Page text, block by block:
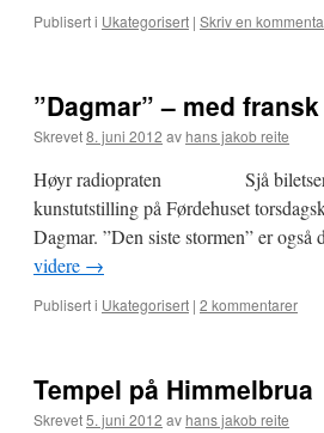
Publisert i Ukategorisert | Skriv en
”Dagmar” – med
Skrevet8. juni 2012 av hans jakob reite
Høyr radiopraten Sjå biletserie
kunstutstilling på Førdehuset
Dagmar. ”Den siste stormen” er
videre →
Publisert i Ukategorisert | 2 kommentarer
Tempel på Himmelbrua
Skrevet5. juni 2012 av hans jakob reite